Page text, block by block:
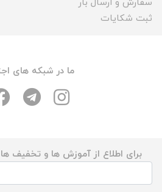
سفارش و ارسال بار
ثبت شکایات
ما در شبکه های
برای اطلاع از آموزش ها و تخفیف ها